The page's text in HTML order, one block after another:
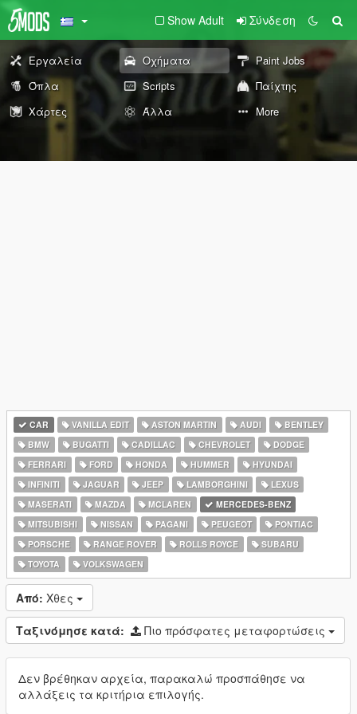
Show Adult Σύνδεση
Εργαλεία Οχήματα
Paint Jobs
Όπλα
Scripts
Παίχτης
Χάρτες
Άλλα More
CAR VANILLA EDIT ASTON MARTIN AUDI
BENTLEY
BMW
BUGATTI CADILLAC CHEVROLET
DODGE
FERRARI
FORD HONDA HUMMER
HYUNDAI
INFINITI
JAGUAR JEEP LAMBORGHINI
LEXUS
MASERATI
MAZDA MCLAREN
MERCEDES-BENZ
MITSUBISHI
NISSAN PAGANI PEUGEOT
PONTIAC
PORSCHE
RANGE ROVER ROLLS ROYCE
SUBARU
TOYOTA
VOLKSWAGEN
Από: Χθες
Ταξινόμησε κατά: Πιο πρόσφατες μεταφορτώσεις
Δεν βρέθηκαν αρχεία, παρακαλώ προσπάθησε να
αλλάξεις τα κριτήρια επιλογής.